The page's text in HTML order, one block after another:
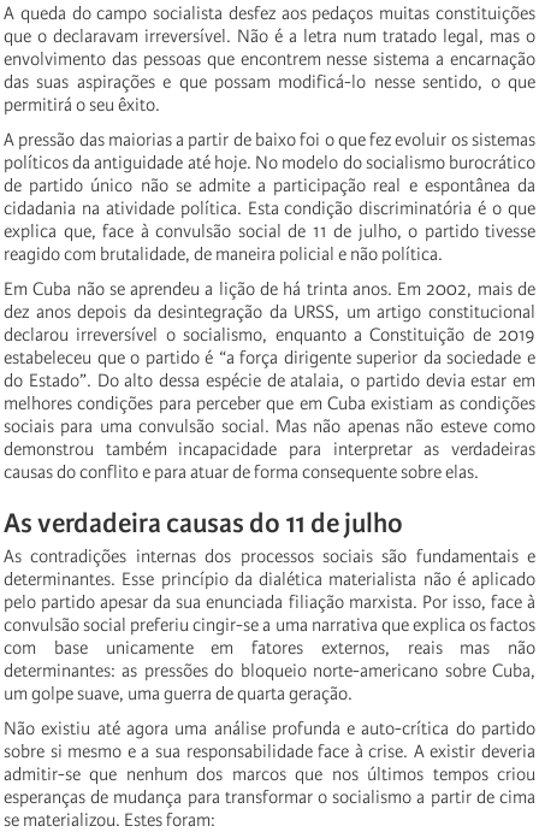
A queda do campo socialista desfez aos pedaços muitas constituições
que o declaravam irreversível. Não é a letra num tratado legal, mas o
envolvimento das pessoas que encontrem nesse sistema a encarnação
das suas aspirações e que possam modificá-lo nesse sentido, o que
permitirá o seu êxito.
A pressão das maiorias a partir de baixo foi o que fez evoluir os sistemas
políticos da antiguidade até hoje. No modelo do socialismo burocrático
de partido único não se admite a participação real e espontânea da
cidadania na atividade política. Esta condição discriminatória é o que
explica que, face à convulsão social de 11 de julho, o partido tivesse
reagido com brutalidade, de maneira policial e não política.
Em Cuba não se aprendeu a lição de há trinta anos. Em 2002, mais de
dez anos depois da desintegração da URSS, um artigo constitucional
declarou irreversível o socialismo, enquanto a Constituição de 2019
estabeleceu que o partido é “a força dirigente superior da sociedade e
do Estado”. Do alto dessa espécie de atalaia, o partido devia estar em
melhores condições para perceber que em Cuba existiam as condições
sociais para uma convulsão social. Mas não apenas não esteve como
demonstrou também incapacidade para interpretar as verdadeiras
causas do conflito e para atuar de forma consequente sobre elas.
As verdadeira causas do 11 de julho
As contradições internas dos processos sociais são fundamentais e
determinantes. Esse princípio da dialética materialista não é aplicado
pelo partido apesar da sua enunciada filiação marxista. Por isso, face à
convulsão social preferiu cingir-se a uma narrativa que explica os factos
com base unicamente em fatores externos, reais mas não
determinantes: as pressões do bloqueio norte-americano sobre Cuba,
um golpe suave, uma guerra de quarta geração.
Não existiu até agora uma análise profunda e auto-crítica do partido
sobre si mesmo e a sua responsabilidade face à crise. A existir deveria
admitir-se que nenhum dos marcos que nos últimos tempos criou
esperanças de mudança para transformar o socialismo a partir de cima
se materializou. Estes foram: